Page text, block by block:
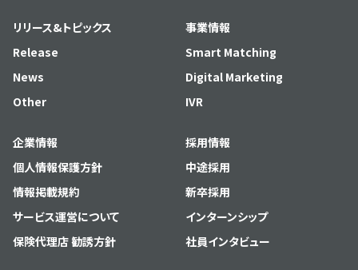
リリース&トピックス
Release
News
Other
事業情報
Smart Matching
Digital Marketing
IVR
企業情報
個人情報保護方針
情報掲載規約
サービス運営について
保険代理店 勧誘方針
採用情報
中途採用
新卒採用
インターンシップ
社員インタビュー